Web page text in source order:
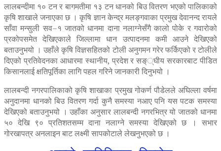
लालबन्दीमा १० टन र बागमतीमा १३ टन धानको बिउ वितरण भएको पालिकाको
कृषि शाखाले जनाएका छ । कृषि ज्ञान केन्द्र मलङ्गवाका प्रमुख देवानन्द रायले
साँवा मन्सुली सव–१ जातको धानमा दाना नलाग्नेसँगै कालो पोके र गवारोको
प्रकोपसमेत देखिएकाले जिल्लामा धान उत्पादनमा कमी आउने देखिएको
बताउनुभयो । उहाँले कृषि विज्ञसहितको टोली अनुगमन गरेर फर्किएको र टोलीले
दिएको प्रतिवेदनका आधारमा स्थानीय, प्रदेश र सङ््घीय सरकारबाट पीडित
किसानलाई क्षतिपूर्तिका लागि पहल गरिने जानकारी दिनुभयो ।
लालबन्दी नगरपालिकाको कृषि शाखाका प्रमुख गोकर्ण पौडेलले अघिल्ला वर्षमा
अनुदानमा धानको बिउ वितरण गर्दा कुनै समस्या नआए पनि यस पटक समस्या
देखिएको बताउनुभयो । उहाँका अनुसार लालबन्दी नगरभित्र यो जातको धानमा
५० देखि ९० प्रतिशतसम्म दाना नलाग्ने समस्या देखिएको छ । सभार
गोरखापत्र अनलाइन बाट लक्ष्मी सापकोटाले लेखनुभएको छ ।